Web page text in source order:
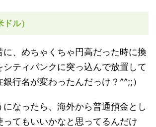
ル）
に、めちゃくちゃ円高だった時に換
シティバンクに突っ込んで放置して
行名が変わったんだっけ？^^;;）
なったら、海外から普通預金とし
ってもいいかなと思ってるんだけ